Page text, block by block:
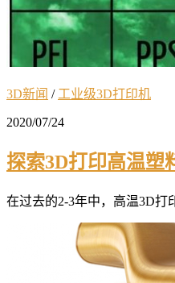
3D新闻 / 工业级3D打印机
2020/07/24
探索3D打印高温塑
在过去的2-3年中，高温3D打